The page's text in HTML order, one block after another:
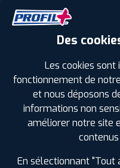
Des
Les cookies
fonctionnement de
et nous déposons
informations non
améliorer notre site
En sélectionnant "Tout